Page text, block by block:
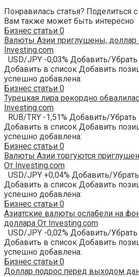
Понравилась статья? Поделиться
Вам также может быть интересно
Бизнес статьи 0
Валюты Азии приглушены, доллар
Investing.com
USD/JPY -0,03% Добавить/
Добавить в список Добавить
успешно добавлена:
Бизнес статьи 0
Турецкая лира рекордно
Investing.com
RUB/TRY -1,51% Добавить/Убрать
Добавить в список Добавить
успешно добавлена:
Бизнес статьи 0
Валюты Азии торгуются
От Investing.com
USD/JPY +0,04% Добавить/
Добавить в список Добавить
успешно добавлена:
Бизнес статьи 0
Азиатские валюты ослабели на
доллара От Investing.com
USD/JPY -0,02% Добавить/
Добавить в список Добавить
успешно добавлена:
Бизнес статьи 0
Доллар подрос перед выходом